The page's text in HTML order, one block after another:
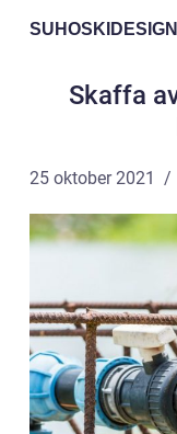
Skaffa
25 oktober 2021